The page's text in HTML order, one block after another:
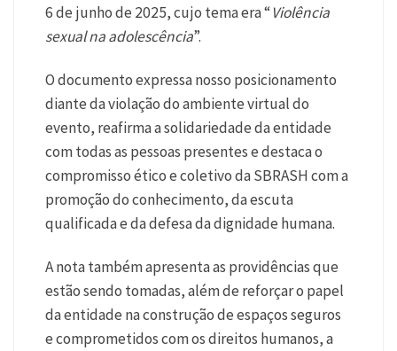
6 de junho de 2025, cujo tema era “Violência
sexual na adolescência”.
O documento expressa nosso posicionamento
diante da violação do ambiente virtual do
evento, reafirma a solidariedade da entidade
com todas as pessoas presentes e destaca o
compromisso ético e coletivo da SBRASH com a
promoção do conhecimento, da escuta
qualificada e da defesa da dignidade humana.
A nota também apresenta as providências que
estão sendo tomadas, além de reforçar o papel
da entidade na construção de espaços seguros
e comprometidos com os direitos humanos, a